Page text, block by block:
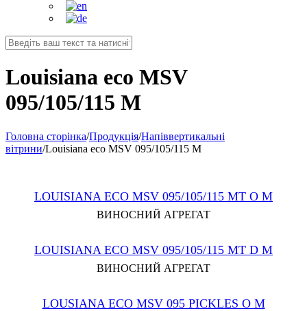
Louisiana eco MSV
095/105/115 M
Головна сторінка/Продукція/Напіввертикальні
вітрини/Louisiana eco MSV 095/105/115 M
LOUISIANA ECO MSV 095/105/115 MT O M
ВИНОСНИЙ АГРЕГАТ
LOUISIANA ECO MSV 095/105/115 MT D M
ВИНОСНИЙ АГРЕГАТ
LOUSIANA ECO MSV 095 PICKLES O M